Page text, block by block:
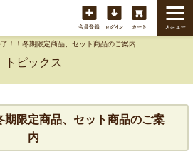
会員登録ログインカート
！！冬期限定商品、セット商品のご案内
トピックス
期限定商品、セット商品のご案
内